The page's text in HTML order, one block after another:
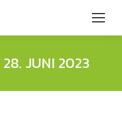
28. JUNI 2023